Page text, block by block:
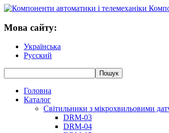
Мова сайту:
Українська
Русский
Головна
Каталог
Світильники з мікрохвильовими
DRM-03
DRM-04